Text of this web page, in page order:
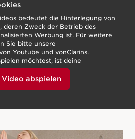
Entdecken
bedeutet die Hinterlegung von
deren Zweck der Betrieb des
Werbung ist. Für weitere
Sie bitte unsere
Youtube und vonClarins.
möchtest, ist deine
indem du unten klickst.
Video abspielen